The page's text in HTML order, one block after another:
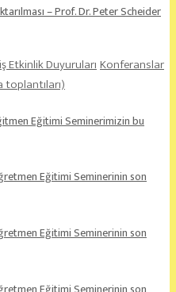
– Prof. Dr. Peter Scheider
Etkinlik DuyurularıKonferanslar
toplantıları)
Eğitimi Seminerimizin bu
Eğitimi Seminerinin son
Eğitimi Seminerinin son